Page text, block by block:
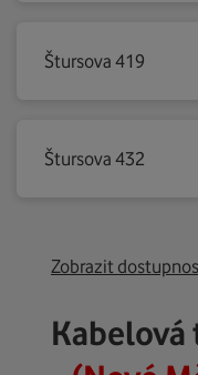
Štursova 419
Štursova 432
Zobrazit